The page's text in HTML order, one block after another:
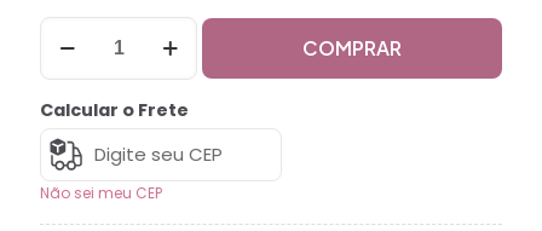
COMPRAR
Calcular o Frete
Não sei meu CEP